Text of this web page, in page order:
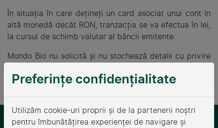
În situația în care dețineți un card asociat unui cont în
altă monedă decât RON, tranzacția se va efectua în lei,
la cursul de schimb valutar al băncii emitente.
Mondo Bio nu solicită și nu stochează detalii cu privire
Preferințe confidențialitate
Utilizăm cookie-uri proprii și de la partenerii noștri
pentru îmbunătățirea experienței de navigare și